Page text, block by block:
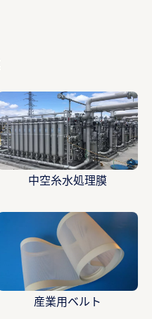
中空糸水処理膜
産業用ベルト